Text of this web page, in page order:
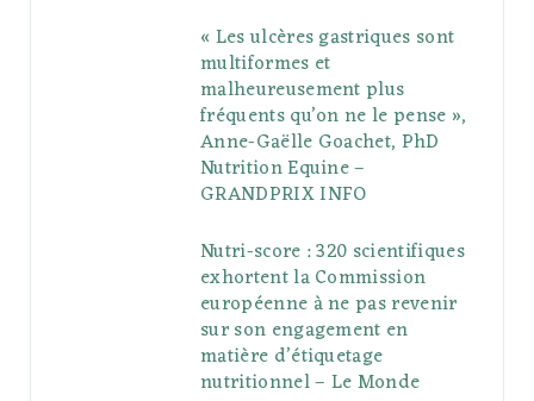
« Les ulcères gastriques sont
multiformes et
malheureusement plus
fréquents qu’on ne le pense »,
Anne-Gaëlle Goachet, PhD
Nutrition Equine –
GRANDPRIX INFO
Nutri-score : 320 scientifiques
exhortent la Commission
européenne à ne pas revenir
sur son engagement en
matière d’étiquetage
nutritionnel – Le Monde